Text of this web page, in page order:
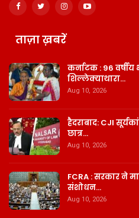
ताज़ा ख़बरें
कर्नाटक : 96 वर्षीय
शिल्लेक्याथारा…
Aug 10, 2026
हैदराबाद: CJI
छात्र…
Aug 10, 2026
FCRA : सरकार ने
संशोधन…
Aug 10, 2026